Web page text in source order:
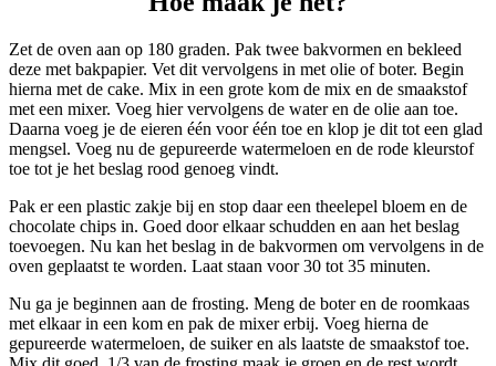
Zet de oven aan op 180 graden. Pak twee bakvormen en bekleed
deze met bakpapier. Vet dit vervolgens in met olie of boter. Begin
hierna met de cake. Mix in een grote kom de mix en de smaakstof
met een mixer. Voeg hier vervolgens de water en de olie aan toe.
Daarna voeg je de eieren één voor één toe en klop je dit tot een glad
mengsel. Voeg nu de gepureerde watermeloen en de rode kleurstof
toe tot je het beslag rood genoeg vindt.
Pak er een plastic zakje bij en stop daar een theelepel bloem en de
chocolate chips in. Goed door elkaar schudden en aan het beslag
toevoegen. Nu kan het beslag in de bakvormen om vervolgens in de
oven geplaatst te worden. Laat staan voor 30 tot 35 minuten.
Nu ga je beginnen aan de frosting. Meng de boter en de roomkaas
met elkaar in een kom en pak de mixer erbij. Voeg hierna de
gepureerde watermeloen, de suiker en als laatste de smaakstof toe.